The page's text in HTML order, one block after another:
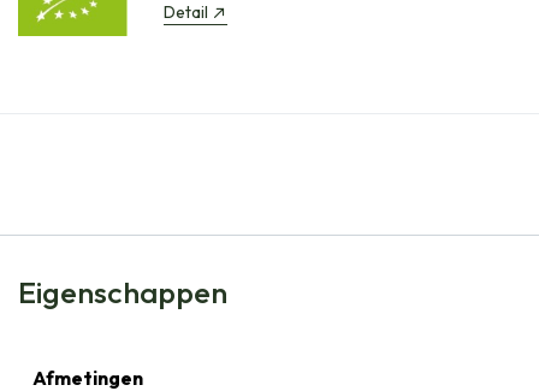
Detail
Eigenschappen
Afmetingen